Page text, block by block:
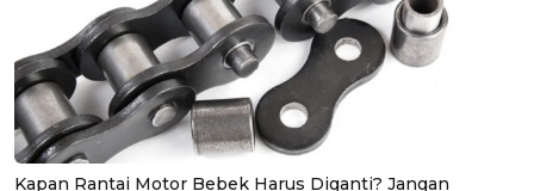
Kapan Rantai Motor Bebek Harus Diganti? Jangan